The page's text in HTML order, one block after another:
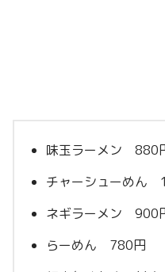
味玉ラーメン 880
チャーシューめん
ネギラーメン 900
らーめん 780円